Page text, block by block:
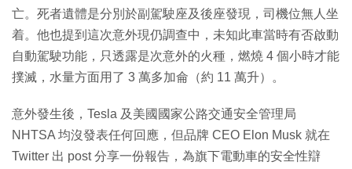
亡。死者遺體是分別於副駕駛座及後座發現，司機位無人坐
着。他也提到這次意外現仍調查中，未知此車當時有否啟動
自動駕駛功能，只透露是次意外的火種，燃燒 4 個小時才能
撲滅，水量方面用了 3 萬多加侖（約 11 萬升）。
意外發生後，Tesla 及美國國家公路交通安全管理局
NHTSA 均沒發表任何回應，但品牌 CEO Elon Musk 就在
Twitter 出 post 分享一份報告，為旗下電動車的安全性辯